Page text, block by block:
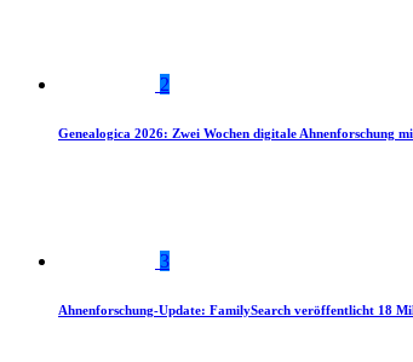
2
Genealogica 2026: Zwei Wochen digitale Ahnenforschung
3
Ahnenforschung-Update: FamilySearch veröffentlicht 18